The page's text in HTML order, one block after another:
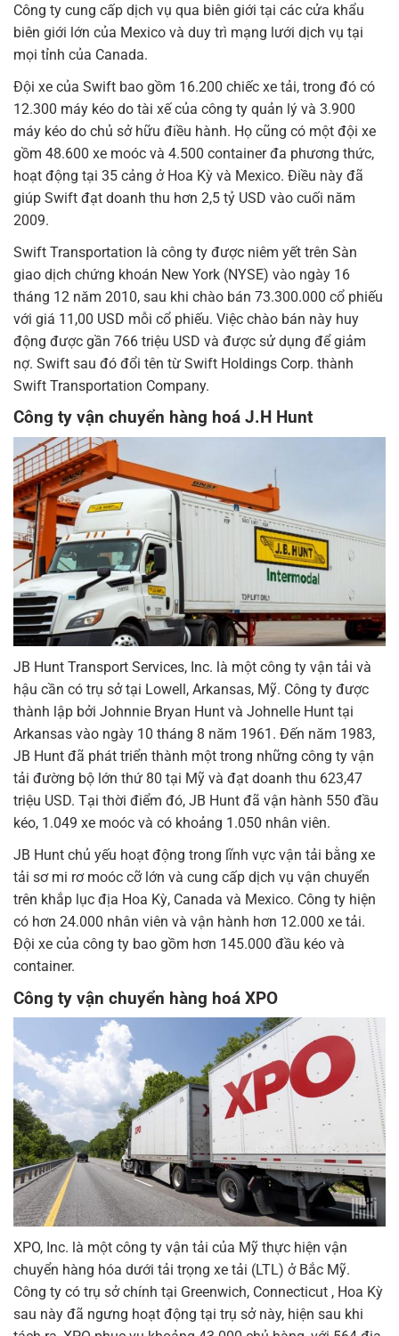
Công ty cung cấp dịch vụ qua biên giới tại các cửa khẩu
biên giới lớn của Mexico và duy trì mạng lưới dịch vụ tại
mọi tỉnh của Canada.
Đội xe của Swift bao gồm 16.200 chiếc xe tải, trong đó có
12.300 máy kéo do tài xế của công ty quản lý và 3.900
máy kéo do chủ sở hữu điều hành. Họ cũng có một đội xe
gồm 48.600 xe moóc và 4.500 container đa phương thức,
hoạt động tại 35 cảng ở Hoa Kỳ và Mexico. Điều này đã
giúp Swift đạt doanh thu hơn 2,5 tỷ USD vào cuối năm
2009.
Swift Transportation là công ty được niêm yết trên Sàn
giao dịch chứng khoán New York (NYSE) vào ngày 16
tháng 12 năm 2010, sau khi chào bán 73.300.000 cổ phiếu
với giá 11,00 USD mỗi cổ phiếu. Việc chào bán này huy
động được gần 766 triệu USD và được sử dụng để giảm
nợ. Swift sau đó đổi tên từ Swift Holdings Corp. thành
Swift Transportation Company.
Công ty vận chuyển hàng hoá J.H Hunt
JB Hunt Transport Services, Inc. là một công ty vận tải và
hậu cần có trụ sở tại Lowell, Arkansas, Mỹ. Công ty được
thành lập bởi Johnnie Bryan Hunt và Johnelle Hunt tại
Arkansas vào ngày 10 tháng 8 năm 1961. Đến năm 1983,
JB Hunt đã phát triển thành một trong những công ty vận
tải đường bộ lớn thứ 80 tại Mỹ và đạt doanh thu 623,47
triệu USD. Tại thời điểm đó, JB Hunt đã vận hành 550 đầu
kéo, 1.049 xe moóc và có khoảng 1.050 nhân viên.
JB Hunt chủ yếu hoạt động trong lĩnh vực vận tải bằng xe
tải sơ mi rơ moóc cỡ lớn và cung cấp dịch vụ vận chuyển
trên khắp lục địa Hoa Kỳ, Canada và Mexico. Công ty hiện
có hơn 24.000 nhân viên và vận hành hơn 12.000 xe tải.
Đội xe của công ty bao gồm hơn 145.000 đầu kéo và
container.
Công ty vận chuyển hàng hoá XPO
XPO, Inc. là một công ty vận tải của Mỹ thực hiện vận
chuyển hàng hóa dưới tải trọng xe tải (LTL) ở Bắc Mỹ.
Công ty có trụ sở chính tại Greenwich, Connecticut , Hoa Kỳ
sau này đã ngưng hoạt động tại trụ sở này, hiện sau khi